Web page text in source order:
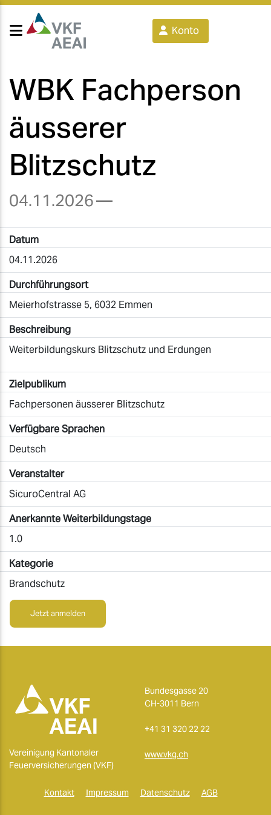
Konto
WBK Fachperson
äusserer
Blitzschutz
04.11.2026—
Datum
04.11.2026
Durchführungsort
Meierhofstrasse 5, 6032 Emmen
Beschreibung
Weiterbildungskurs Blitzschutz und Erdungen
Zielpublikum
Fachpersonen äusserer Blitzschutz
Verfügbare Sprachen
Deutsch
Veranstalter
SicuroCentral AG
Anerkannte Weiterbildungstage
1.0
Kategorie
Brandschutz
Jetzt anmelden
Vereinigung Kantonaler
Feuerversicherungen (VKF)
Bundesgasse 20
CH-3011 Bern
+41 31 320 22 22
www.vkg.ch
Kontakt Impressum Datenschutz AGB